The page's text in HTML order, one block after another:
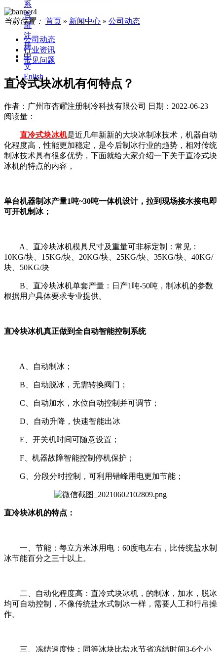
系
杏
耀
注
册
中
文
Enlish
当前位置： 首页 » 新闻中心 » 公司动态
公司动态
行业资讯
常见问题
直冷式块冰机有何特点？
作者：广州市杏耀注册制冷科技有限公司
日期：2022-06-23
阅读量：
直冷式块冰机是近几年新新的大块冰制冰技术，机器自动
化程度高，性能更加稳定，是今后制冰行业的趋势，相对传统
制冰技术具有很多优势，下面就给大家介绍一下关于直冷式块
冰机的特点的内容，
单台机器制冰产量1吨~30吨一体机设计，拉到现场接水接电即
可开机制冰；
A、直冷块冰机模具尺寸及重量可非标定制：常见：
10KG/块、15KG/块、20KG/块、25KG/块、35KG/块、40KG/
块、50KG/块
B、直冷块冰机单套产量：日产1吨-50吨，制冰机的参数
根据用户具体要求专业提供。
直冷块冰机真正做到全自动智能控制系统
A、自动制冰；
B、自动脱冰，无需转换阀门；
C、自动加水，水位自动控制并可调节；
D、自动升降，快速智能出冰
E、开关机时间可随意设置；
F、机器故障智能控制停机保护；
G、分段分时控制，可利用错峰用电更加节能；
直冷块冰机的特点：
一、节能：每立方米冰用电：60度电左右，比传统盐水制
冰节能百分之三十以上。
二、自动化程度高：直冷式块冰机，的制冰，加水，脱冰
均可自动控制，不像传统盐水式制冰一样，需要人工和行吊操
作。
三、冻结速度快：同等冰块比盐水节省冻结时间3-6个小